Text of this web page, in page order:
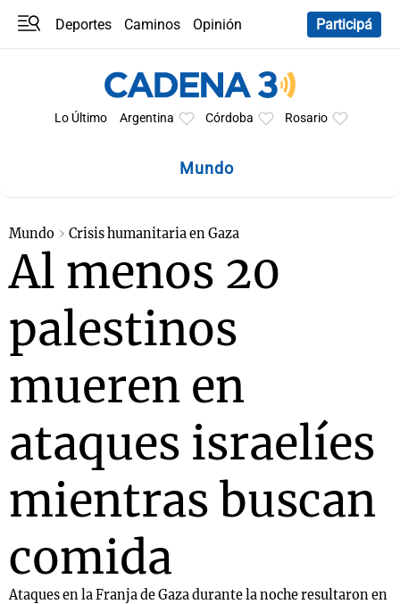
Deportes Caminos
Opinión
Participá
Lo Último Argentina Córdoba Rosario
Mundo
Mundo Crisis humanitaria en Gaza
Al menos 20
palestinos
mueren en
ataques israelíes
mientras buscan
comida
Ataques en la Franja de Gaza durante la noche resultaron en